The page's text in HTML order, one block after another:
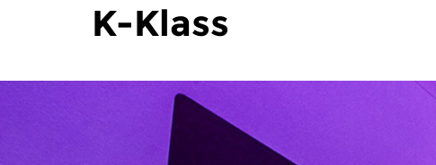
K-Klass